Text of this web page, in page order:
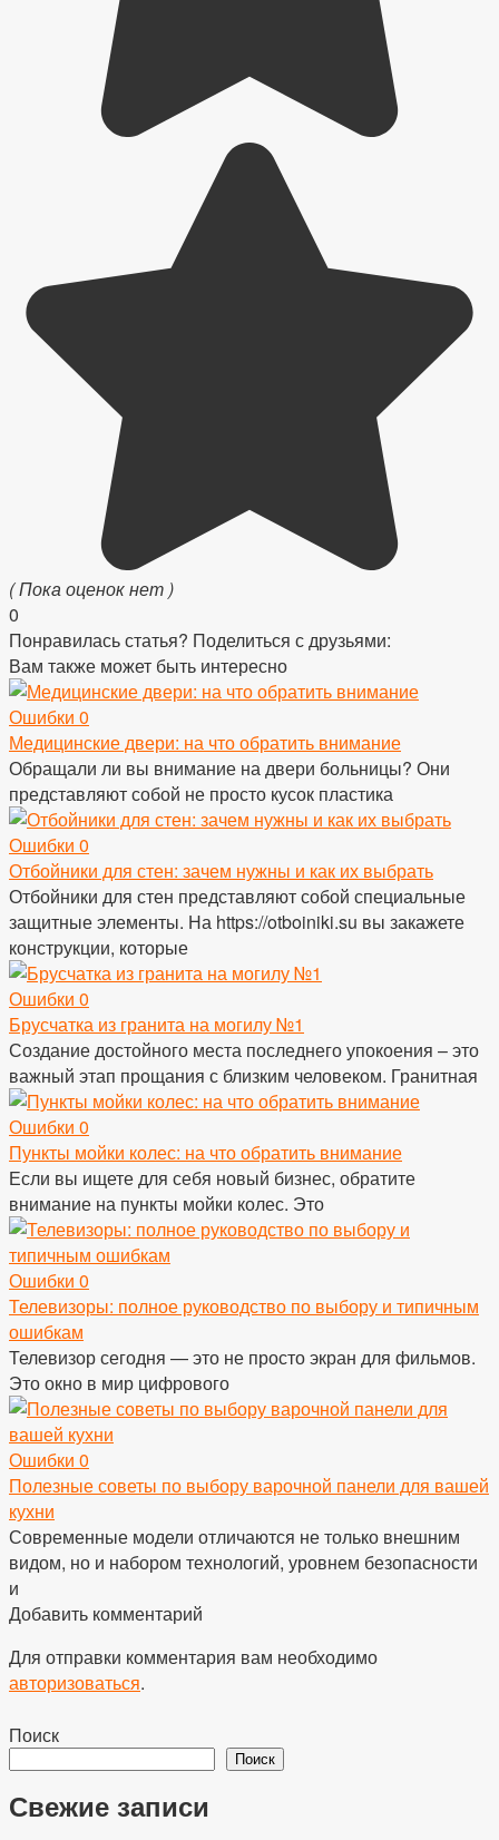
( Пока оценок нет )
0
Понравилась статья? Поделиться с друзьями:
Вам также может быть интересно
Ошибки 0
Медицинские двери: на что обратить внимание
Обращали ли вы внимание на двери больницы? Они
представляют собой не просто кусок пластика
Ошибки 0
Отбойники для стен: зачем нужны и как их выбрать
Отбойники для стен представляют собой специальные
защитные элементы. На https://otboiniki.su вы закажете
конструкции, которые
Ошибки 0
Брусчатка из гранита на могилу №1
Создание достойного места последнего упокоения – это
важный этап прощания с близким человеком. Гранитная
Ошибки 0
Пункты мойки колес: на что обратить внимание
Если вы ищете для себя новый бизнес, обратите
внимание на пункты мойки колес. Это
Ошибки 0
Телевизоры: полное руководство по выбору и типичным
ошибкам
Телевизор сегодня — это не просто экран для фильмов.
Это окно в мир цифрового
Ошибки 0
Полезные советы по выбору варочной панели для вашей
кухни
Современные модели отличаются не только внешним
видом, но и набором технологий, уровнем безопасности
и
Добавить комментарий
Для отправки комментария вам необходимо
авторизоваться.
Поиск
Поиск
Свежие записи